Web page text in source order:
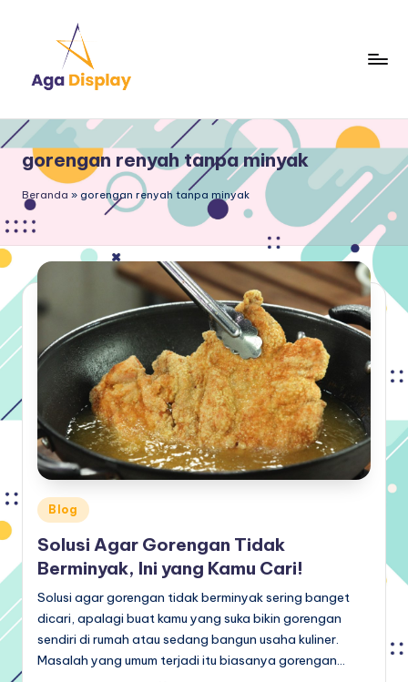
content
gorengan renyah tanpa minyak
Beranda » gorengan renyah tanpa minyak
Posted
in
Blog
Solusi Agar Gorengan Tidak
Berminyak, Ini yang Kamu Cari!
Solusi agar gorengan tidak berminyak sering banget
dicari, apalagi buat kamu yang suka bikin gorengan
sendiri di rumah atau sedang bangun usaha kuliner.
Masalah yang umum terjadi itu biasanya gorengan…